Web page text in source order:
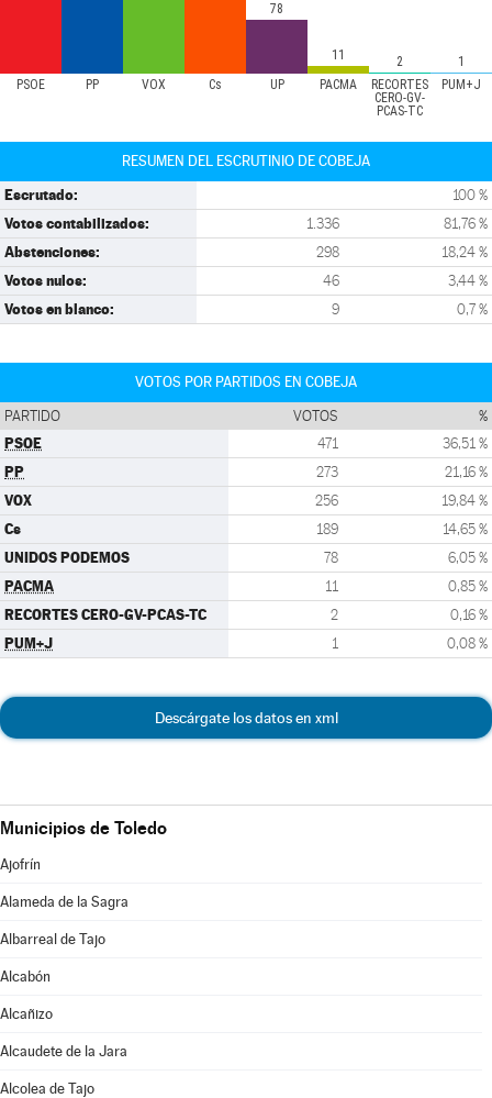
PSOE PP VOX Cs UP PACMA
RECORTES
CERO-GV-
PCAS-TC
PUM+J
78
11 2 1
RESUMEN DEL ESCRUTINIO DE COBEJA
Escrutado: 100 %
Votos contabilizados: 1.336 81,76 %
Abstenciones: 298 18,24 %
Votos nulos: 46 3,44 %
Votos en blanco: 9 0,7 %
VOTOS POR PARTIDOS EN COBEJA
PARTIDO VOTOS %
PSOE 471 36,51 %
PP 273 21,16 %
VOX 256 19,84 %
Cs 189 14,65 %
UNIDOS PODEMOS 78 6,05 %
PACMA 11 0,85 %
RECORTES CERO-GV-PCAS-TC 2 0,16 %
PUM+J 1 0,08 %
Descárgate los datos en xml
Municipios de Toledo
Ajofrín
Alameda de la Sagra
Albarreal de Tajo
Alcabón
Alcañizo
Alcaudete de la Jara
Alcolea de Tajo